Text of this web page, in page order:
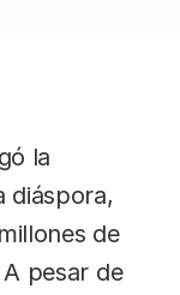
la
diáspora,
de
pesar de